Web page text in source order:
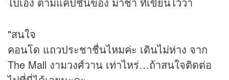
"สนใจ
คอนโด แถวประชาชื่นไหมค่ะ เดินไม่ห่าง จาก
The Mall งามวงศ์วาน เท่าไหร่…ถ้าสนใจติดต่อ